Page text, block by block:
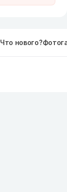
Что нового?